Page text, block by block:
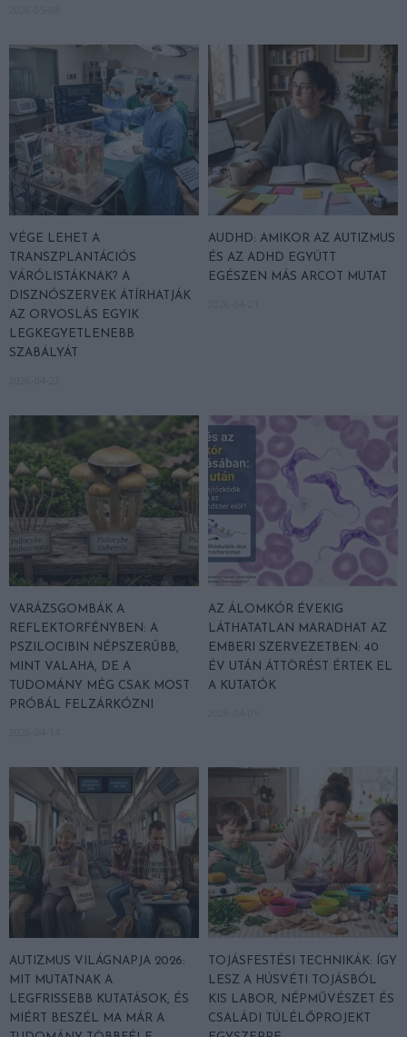
VÉGE LEHET A
TRANSZPLANTÁCIÓS
VÁRÓLISTÁKNAK? A
DISZNÓSZERVEK ÁTÍRHATJÁK
AZ ORVOSLÁS EGYIK
LEGKEGYETLENEBB
SZABÁLYÁT
AUDHD: AMIKOR AZ AUTIZMUS
ÉS AZ ADHD EGYÜTT
EGÉSZEN MÁS ARCOT MUTAT
VARÁZSGOMBÁK A
REFLEKTORFÉNYBEN: A
PSZILOCIBIN NÉPSZERŰBB,
MINT VALAHA, DE A
TUDOMÁNY MÉG CSAK MOST
PRÓBÁL FELZÁRKÓZNI
AZ ÁLOMKÓR ÉVEKIG
LÁTHATATLAN MARADHAT AZ
EMBERI SZERVEZETBEN: 40
ÉV UTÁN ÁTTÖRÉST ÉRTEK EL
A KUTATÓK
AUTIZMUS VILÁGNAPJA 2026:
MIT MUTATNAK A
LEGFRISSEBB KUTATÁSOK, ÉS
MIÉRT BESZÉL MA MÁR A
TOJÁSFESTÉSI TECHNIKÁK: ÍGY
LESZ A HÚSVÉTI TOJÁSBÓL
KIS LABOR, NÉPMŰVÉSZET ÉS
CSALÁDI TÚLÉLŐPROJEKT